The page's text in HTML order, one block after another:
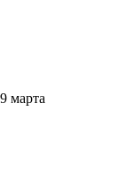
марта